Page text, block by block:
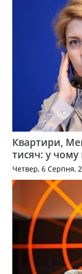
Квартири,
тисяч: у
Четвер, 6 Серпня,